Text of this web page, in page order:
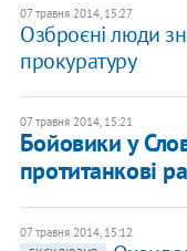
07 травня 2014, 15:27
Озброєні люди
прокуратуру
07 травня 2014, 15:21
Бойовики у
протитанкові
07 травня 2014, 15:12